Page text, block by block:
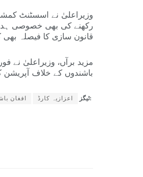
وزیراعلیٰ نے اسسٹنٹ
رکھنے کی بھی خصوصی
قانون سازی کا فیصلہ بھی
مزید برآں، وزیراعلیٰ نے
باشندوں کے خلاف آپریشن
ٹیگز: اعزازیہ کارڈ افغان